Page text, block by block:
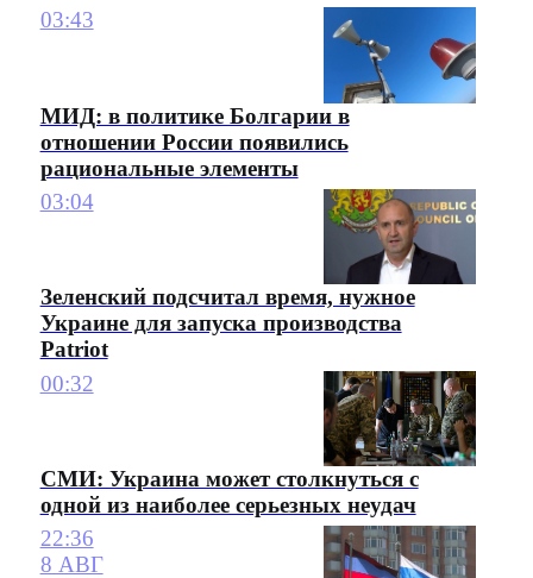
03:43
МИД: в политике Болгарии в
отношении России появились
рациональные элементы
03:04
Зеленский подсчитал время, нужное
Украине для запуска производства
Patriot
00:32
СМИ: Украина может столкнуться с
одной из наиболее серьезных неудач
22:36
8 АВГ